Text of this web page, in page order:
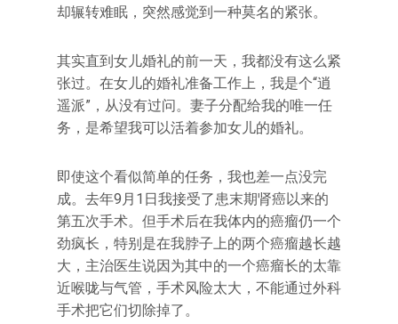
却辗转难眠，突然感觉到一种莫名的紧张。
其实直到女儿婚礼的前一天，我都没有这么紧
张过。在女儿的婚礼准备工作上，我是个“逍
遥派”，从没有过问。妻子分配给我的唯一任
务，是希望我可以活着参加女儿的婚礼。
即使这个看似简单的任务，我也差一点没完
成。去年9月1日我接受了患末期肾癌以来的
第五次手术。但手术后在我体内的癌瘤仍一个
劲疯长，特别是在我脖子上的两个癌瘤越长越
大，主治医生说因为其中的一个癌瘤长的太靠
近喉咙与气管，手术风险太大，不能通过外科
手术把它们切除掉了。